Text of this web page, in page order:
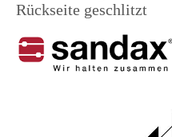
Rückseite geschlitzt